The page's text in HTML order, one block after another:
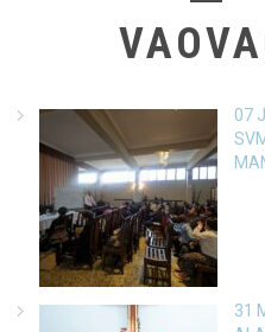
07
31